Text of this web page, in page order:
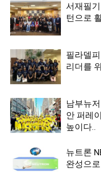
서재필
턴으로
필라델
리더를
남부뉴
안 퍼레
높이다..
뉴트론
완성으